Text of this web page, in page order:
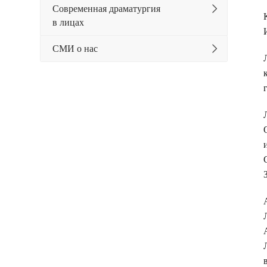
Современная драматургия
в лицах
СМИ о нас